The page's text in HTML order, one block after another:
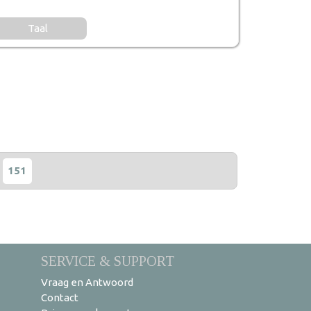
Taal
151
SERVICE & SUPPORT
Vraag en Antwoord
Contact